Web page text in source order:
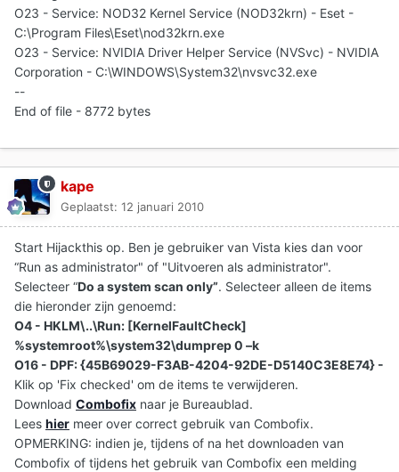
O23 - Service: NOD32 Kernel Service (NOD32krn) - Eset -
C:\Program Files\Eset\nod32krn.exe
O23 - Service: NVIDIA Driver Helper Service (NVSvc) - NVIDIA
Corporation - C:\WINDOWS\System32\nvsvc32.exe
--
End of file - 8772 bytes
kape
Geplaatst: 12 januari 2010
Start Hijackthis op. Ben je gebruiker van Vista kies dan voor
“Run as administrator" of "Uitvoeren als administrator".
Selecteer “Do a system scan only”. Selecteer alleen de items
die hieronder zijn genoemd:
O4 - HKLM\..\Run: [KernelFaultCheck]
%systemroot%\system32\dumprep 0 –k
O16 - DPF: {45B69029-F3AB-4204-92DE-D5140C3E8E74} -
Klik op 'Fix checked' om de items te verwijderen.
Download Combofix naar je Bureaublad.
Lees hier meer over correct gebruik van Combofix.
OPMERKING: indien je, tijdens of na het downloaden van
Combofix of tijdens het gebruik van Combofix een melding